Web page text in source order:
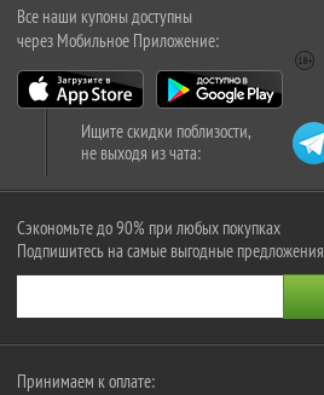
Все наши купоны доступны
через Мобильное Приложение:
Ищите скидки поблизости,
не выходя из чата:
Сэкономьте до 90% при любых покупках
Подпишитесь на самые выгодные предложения
Принимаем к оплате: